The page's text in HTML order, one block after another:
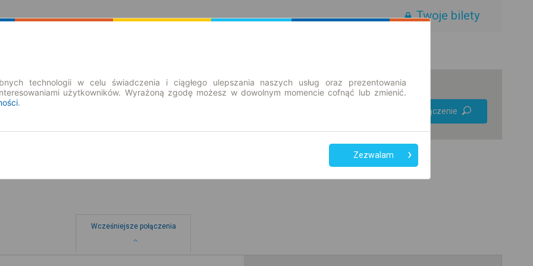
Twoje bilety
Znajdź połączenie
Wcześniejsze połączenia
technologii w celu świadczenia i ciągłego ulepszania naszych usług oraz prezentowania
użytkowników. Wyrażoną zgodę możesz w dowolnym momencie cofnąć lub zmienić.
.
Zezwalam